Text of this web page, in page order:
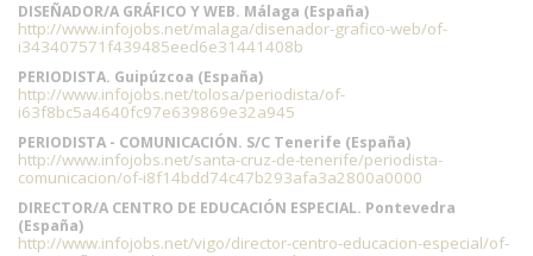
DISEÑADOR/A GRÁFICO Y WEB. Málaga (España)
http://www.infojobs.net/malaga/disenador-grafico-web/of-
i343407571f439485eed6e31441408b
PERIODISTA. Guipúzcoa (España)
http://www.infojobs.net/tolosa/periodista/of-
i63f8bc5a4640fc97e639869e32a945
PERIODISTA - COMUNICACIÓN. S/C Tenerife (España)
http://www.infojobs.net/santa-cruz-de-tenerife/periodista-
comunicacion/of-i8f14bdd74c47b293afa3a2800a0000
DIRECTOR/A CENTRO DE EDUCACIÓN ESPECIAL. Pontevedra
(España)
http://www.infojobs.net/vigo/director-centro-educacion-especial/of-